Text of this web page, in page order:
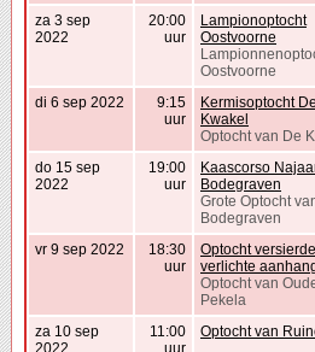
za 3 sep
2022
20:00
uur
Lampionoptocht
Oostvoorne
Oostvoorne
di 6 sep 2022
9:15
uur
Kermisoptocht De
Kwakel
Optocht van De
do 15 sep
2022
19:00
uur
Kaascorso
Bodegraven
Grote Optocht
Bodegraven
vr 9 sep 2022
18:30
uur
Optocht versierde
verlichte
Optocht van
Pekela
za 10 sep
11:00
Optocht van